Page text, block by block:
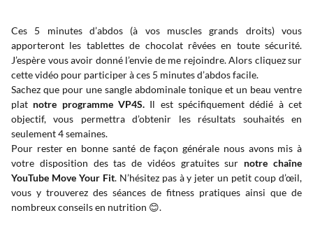
Ces 5 minutes d’abdos (à vos muscles grands droits) vous
apporteront les tablettes de chocolat rêvées en toute sécurité.
J’espère vous avoir donné l’envie de me rejoindre. Alors cliquez sur
cette vidéo pour participer à ces 5 minutes d’abdos facile.
Sachez que pour une sangle abdominale tonique et un beau ventre
plat notre programme VP4S. Il est spécifiquement dédié à cet
objectif, vous permettra d’obtenir les résultats souhaités en
seulement 4 semaines.
Pour rester en bonne santé de façon générale nous avons mis à
votre disposition des tas de vidéos gratuites sur notre chaîne
YouTube Move Your Fit. N’hésitez pas à y jeter un petit coup d’œil,
vous y trouverez des séances de fitness pratiques ainsi que de
nombreux conseils en nutrition 😊.